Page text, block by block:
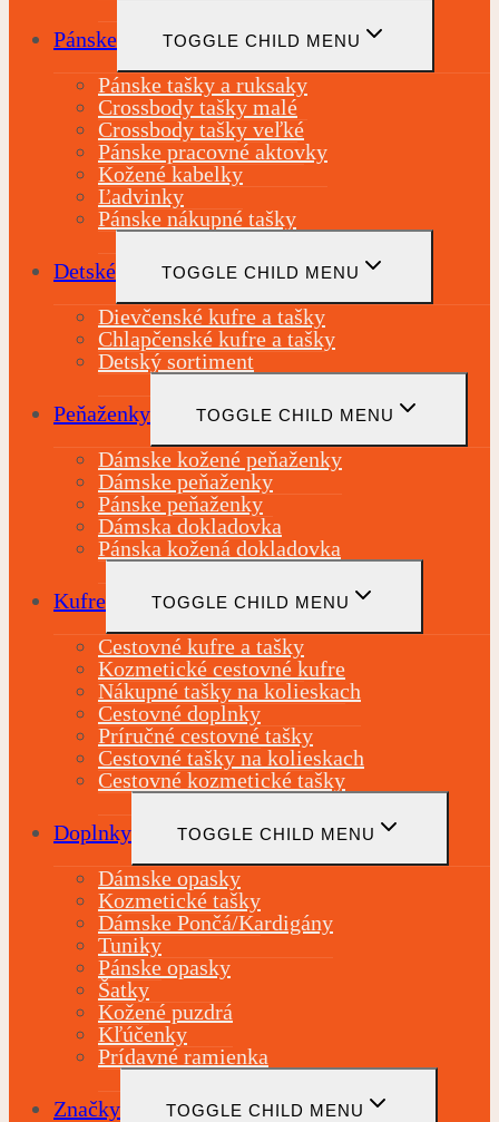
Pánske TOGGLE CHILD MENU
Pánske tašky a ruksaky
Crossbody tašky malé
Crossbody tašky veľké
Pánske pracovné aktovky
Kožené kabelky
Ľadvinky
Pánske nákupné tašky
Detské TOGGLE CHILD MENU
Dievčenské kufre a tašky
Chlapčenské kufre a tašky
Detský sortiment
Peňaženky TOGGLE CHILD MENU
Dámske kožené peňaženky
Dámske peňaženky
Pánske peňaženky
Dámska dokladovka
Pánska kožená dokladovka
Kufre TOGGLE CHILD MENU
Cestovné kufre a tašky
Kozmetické cestovné kufre
Nákupné tašky na kolieskach
Cestovné doplnky
Príručné cestovné tašky
Cestovné tašky na kolieskach
Cestovné kozmetické tašky
Doplnky TOGGLE CHILD MENU
Dámske opasky
Kozmetické tašky
Dámske Pončá/Kardigány
Tuniky
Pánske opasky
Šatky
Kožené puzdrá
Kľúčenky
Prídavné ramienka
Značky TOGGLE CHILD MENU